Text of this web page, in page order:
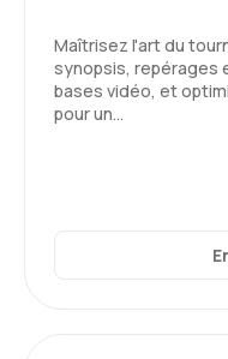
Maîtrisez l'art du
synopsis, repérages
bases vidéo, et
pour un…